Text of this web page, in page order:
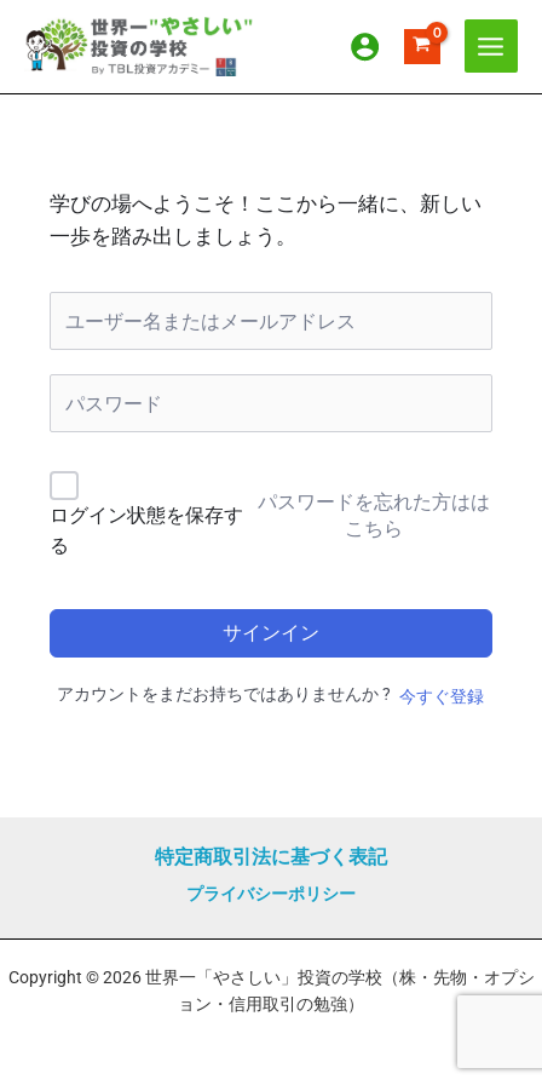
ス
学びの場へようこそ！ここから一緒に、新しい
一歩を踏み出しましょう。
ログイン状態を保存す
る
パスワードを忘れた方はは
こちら
サインイン
アカウントをまだお持ちではありませんか ? 今すぐ登録
特定商取引法に基づく表記
プライバシーポリシー
Copyright © 2026 世界一「やさしい」投資の学校（株・先物・オプシ
ョン・信用取引の勉強）